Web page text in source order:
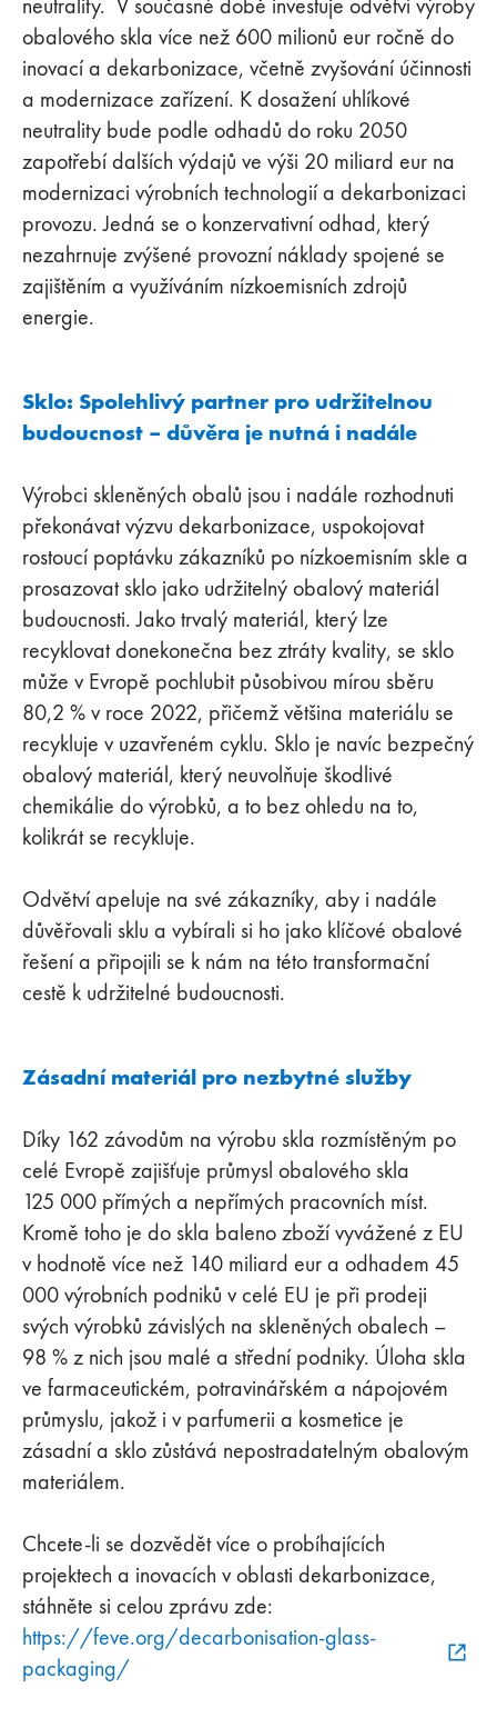
obalového skla více než 600 milionů eur ročně do
inovací a dekarbonizace, včetně zvyšování účinnosti
a modernizace zařízení. K dosažení uhlíkové
neutrality bude podle odhadů do roku 2050
zapotřebí dalších výdajů ve výši 20 miliard eur na
modernizaci výrobních technologií a dekarbonizaci
provozu. Jedná se o konzervativní odhad, který
nezahrnuje zvýšené provozní náklady spojené se
zajištěním a využíváním nízkoemisních zdrojů
energie.
Sklo: Spolehlivý partner pro udržitelnou
budoucnost – důvěra je nutná i nadále
Výrobci skleněných obalů jsou i nadále rozhodnuti
překonávat výzvu dekarbonizace, uspokojovat
rostoucí poptávku zákazníků po nízkoemisním skle a
prosazovat sklo jako udržitelný obalový materiál
budoucnosti. Jako trvalý materiál, který lze
recyklovat donekonečna bez ztráty kvality, se sklo
může v Evropě pochlubit působivou mírou sběru
80,2 % v roce 2022, přičemž většina materiálu se
recykluje v uzavřeném cyklu. Sklo je navíc bezpečný
obalový materiál, který neuvolňuje škodlivé
chemikálie do výrobků, a to bez ohledu na to,
kolikrát se recykluje.
Odvětví apeluje na své zákazníky, aby i nadále
důvěřovali sklu a vybírali si ho jako klíčové obalové
řešení a připojili se k nám na této transformační
cestě k udržitelné budoucnosti.
Zásadní materiál pro nezbytné služby
Díky 162 závodům na výrobu skla rozmístěným po
celé Evropě zajišťuje průmysl obalového skla
125 000 přímých a nepřímých pracovních míst.
Kromě toho je do skla baleno zboží vyvážené z EU
v hodnotě více než 140 miliard eur a odhadem 45
000 výrobních podniků v celé EU je při prodeji
svých výrobků závislých na skleněných obalech –
98 % z nich jsou malé a střední podniky. Úloha skla
ve farmaceutickém, potravinářském a nápojovém
průmyslu, jakož i v parfumerii a kosmetice je
zásadní a sklo zůstává nepostradatelným obalovým
materiálem.
Chcete-li se dozvědět více o probíhajících
projektech a inovacích v oblasti dekarbonizace,
stáhněte si celou zprávu zde:
https://feve.org/decarbonisation-glass-
packaging/